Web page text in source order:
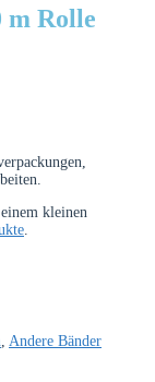
m Rolle
kleinen
.
, Andere Bänder